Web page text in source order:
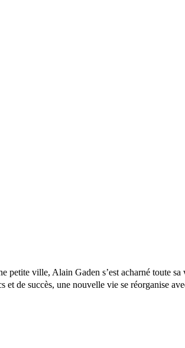
petite ville, Alain Gaden s’est acharné toute
et de succès, une nouvelle vie se réorganise